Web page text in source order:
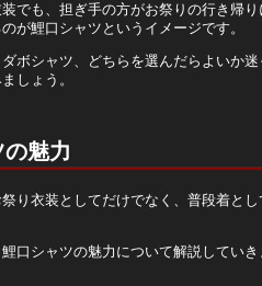
でも、担ぎ手の方がお祭りの行き帰
が鯉口シャツというイメージです。
ボシャツ、どちらを選んだらよいか
しょう。
魅力
り衣装としてだけでなく、普段着と
口シャツの魅力について解説していき